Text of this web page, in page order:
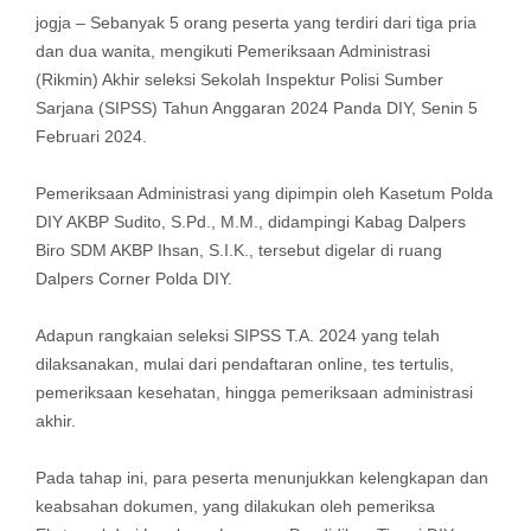
jogja – Sebanyak 5 orang peserta yang terdiri dari tiga pria
dan dua wanita, mengikuti Pemeriksaan Administrasi
(Rikmin) Akhir seleksi Sekolah Inspektur Polisi Sumber
Sarjana (SIPSS) Tahun Anggaran 2024 Panda DIY, Senin 5
Februari 2024.
Pemeriksaan Administrasi yang dipimpin oleh Kasetum Polda
DIY AKBP Sudito, S.Pd., M.M., didampingi Kabag Dalpers
Biro SDM AKBP Ihsan, S.I.K., tersebut digelar di ruang
Dalpers Corner Polda DIY.
Adapun rangkaian seleksi SIPSS T.A. 2024 yang telah
dilaksanakan, mulai dari pendaftaran online, tes tertulis,
pemeriksaan kesehatan, hingga pemeriksaan administrasi
akhir.
Pada tahap ini, para peserta menunjukkan kelengkapan dan
keabsahan dokumen, yang dilakukan oleh pemeriksa